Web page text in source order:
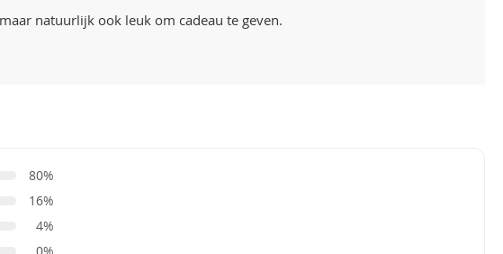
natuurlijk ook leuk om cadeau te geven.
80%
16%
4%